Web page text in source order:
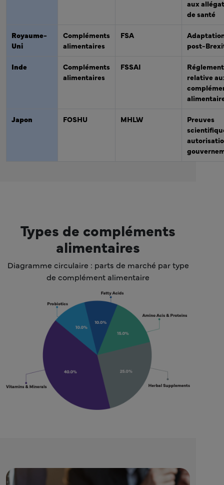
aux
de santé
Royaume-
Uni
Compléments
alimentaires
FSA
post-
Inde
Compléments
alimentaires
FSSAI
relative
Japon FOSHU MHLW
Preuves
Types de compléments
alimentaires
Diagramme circulaire : parts de marché par type
de complément alimentaire